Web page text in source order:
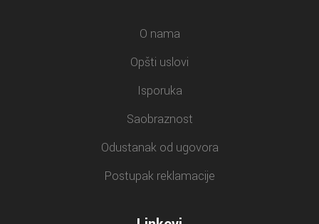
O nama
Opšti uslovi
Isporuka
Saobraznost
Odustanak od ugovora
Postupak reklamacije